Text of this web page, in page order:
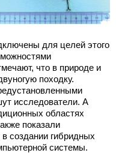
для целей этого
что в природе и
походку.
исследователи. А
областях
показали
создании гибридных
системы.